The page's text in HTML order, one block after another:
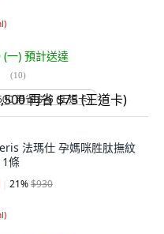
)
(一) 預計送達
(10)
再省 $75 (王道卡)
法瑪仕 孕媽咪胜肽撫紋
條
21%$930
)